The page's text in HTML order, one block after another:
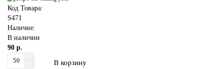
Код Товара:
S471
Наличие:
В наличии
90 р.
В корзину